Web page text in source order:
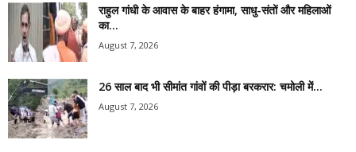
राहुल गांधी के आवास के बाहर हंगामा, साधु-संतों और महिलाओं
का...
August 7, 2026
26 साल बाद भी सीमांत गांवों की पीड़ा बरकरार: चमोली में...
August 7, 2026